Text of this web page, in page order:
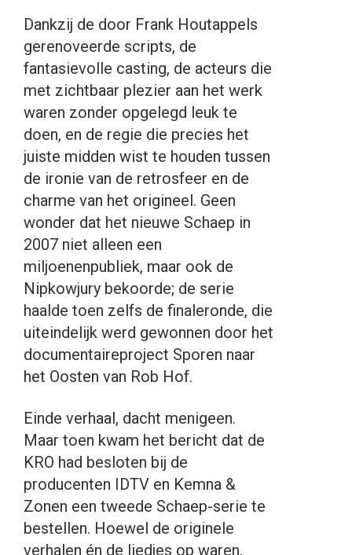
Dankzij de door Frank Houtappels
gerenoveerde scripts, de
fantasievolle casting, de acteurs die
met zichtbaar plezier aan het werk
waren zonder opgelegd leuk te
doen, en de regie die precies het
juiste midden wist te houden tussen
de ironie van de retrosfeer en de
charme van het origineel. Geen
wonder dat het nieuwe Schaep in
2007 niet alleen een
miljoenenpubliek, maar ook de
Nipkowjury bekoorde; de serie
haalde toen zelfs de finaleronde, die
uiteindelijk werd gewonnen door het
documentaireproject Sporen naar
het Oosten van Rob Hof.
Einde verhaal, dacht menigeen.
Maar toen kwam het bericht dat de
KRO had besloten bij de
producenten IDTV en Kemna &
Zonen een tweede Schaep-serie te
bestellen. Hoewel de originele
verhalen én de liedjes op waren,